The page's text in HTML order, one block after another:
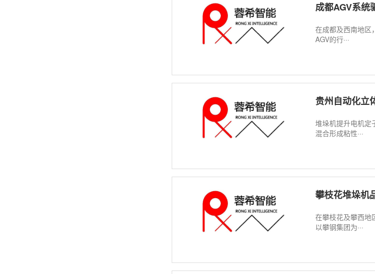
成都AGV系统
在成都及西南地区
AGV的行···
贵州自动化立
堆垛机提升电机定
混合形成粘性···
攀枝花堆垛机品牌
在攀枝花及攀西地
以攀钢集团为···